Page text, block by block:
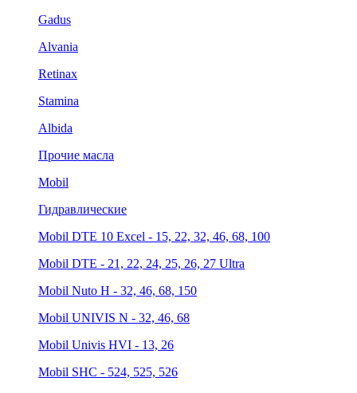
Gadus
Alvania
Retinax
Stamina
Albida
Прочие масла
Mobil
Гидравлические
Mobil DTE 10 Excel - 15, 22, 32, 46, 68, 100
Mobil DTE - 21, 22, 24, 25, 26, 27 Ultra
Mobil Nuto H - 32, 46, 68, 150
Mobil UNIVIS N - 32, 46, 68
Mobil Univis HVI - 13, 26
Mobil SHC - 524, 525, 526